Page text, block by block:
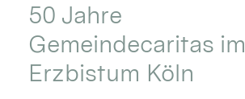
50 Jahre
Gemeindecaritas im
Erzbistum Köln